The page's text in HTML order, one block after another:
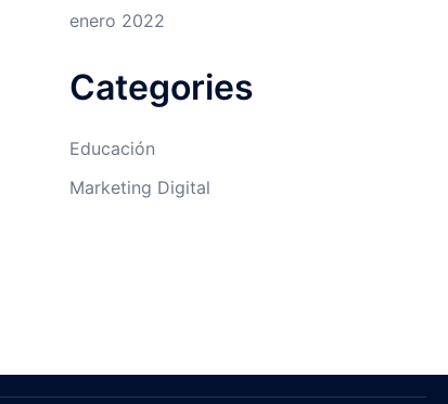
enero 2022
Categories
Educación
Marketing Digital